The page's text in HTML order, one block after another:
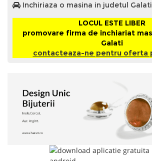
Inchiriaza o masina in judetul Galati
LOCUL ESTE LIBER
promovare firma de inchiariat
Galati
contacteaza-ne pentru oferta